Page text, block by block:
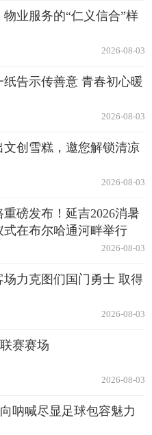
物业服务的“仁义信合”样
2026-08-03
纸告示传善意 青春初心暖
2026-08-03
文创雪糕，邀您解锁清凉
2026-08-03
磅发布！延吉2026消暑
式在布尔哈通河畔举行
2026-08-03
场力克图们国门勇士 取得
2026-08-03
赛赛场
2026-08-03
呐喊尽显足球包容魅力